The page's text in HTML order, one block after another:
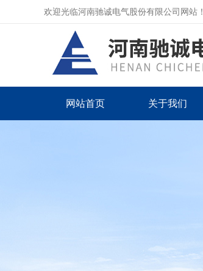
欢迎光临河南驰诚电气股份有限公司网站！
网站首页 关于我们